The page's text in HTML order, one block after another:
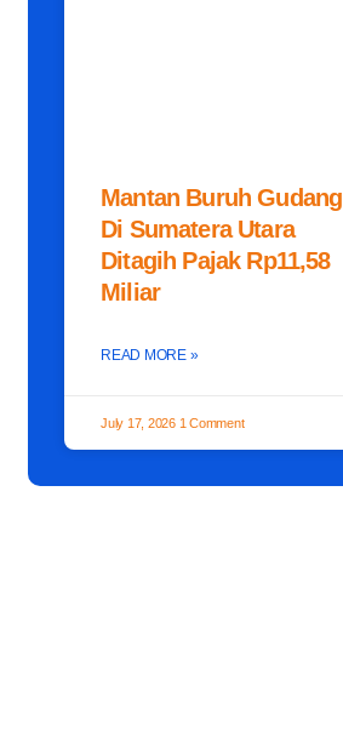
Mantan Buruh Gudang
Di Sumatera Utara
Ditagih Pajak Rp11,58
Miliar
READ MORE »
July 17, 2026 1 Comment